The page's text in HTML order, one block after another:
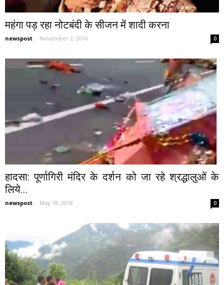
महंगा पड़ रहा नोटबंदी के सीजन में शादी करना
newspost - November 2, 2016 0
हादसा: पूर्णागिरी मंदिर के दर्शन को जा रहे श्रद्धालुओं के
लिये...
newspost - May 18, 2018 0